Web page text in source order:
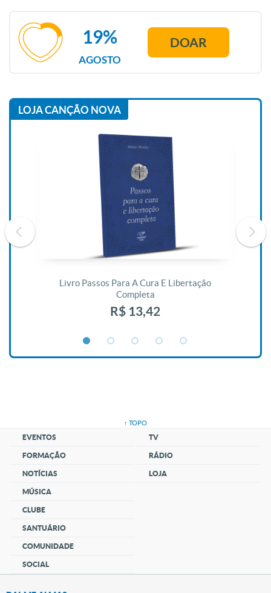
AGOSTO
19% DOAR
LOJA CANÇÃO NOVA
Livro Passos Para A Cura E Libertação
Completa
R$ 13,42
↑ TOPO
EVENTOS
FORMAÇÃO
NOTÍCIAS
MÚSICA
CLUBE
SANTUÁRIO
COMUNIDADE
SOCIAL
TV
RÁDIO
LOJA